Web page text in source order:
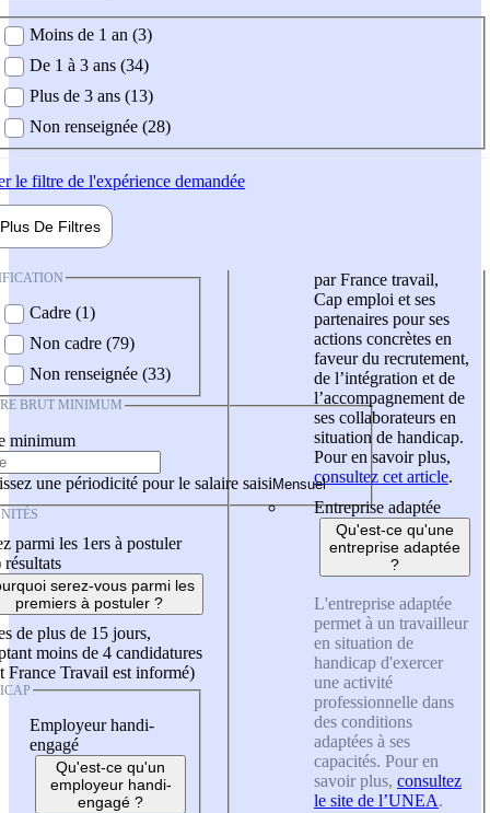
demandée
Moins de 1 an (3)
De 1 à 3 ans (34)
Plus de 3 ans (13)
Non renseignée (28)
le filtre de l'expérience demandée
Plus De Filtres
Cadre (1)
Non cadre (79)
Non renseignée (33)
BRUT MINIMUM
minimum
une périodicité pour le salaire saisi
parmi les 1ers à postuler
résultats
serez-vous parmi les
premiers à postuler ?
de plus de 15 jours,
moins de 4 candidatures
France Travail est informé)
Employeur handi-
engagé
Qu'est-ce qu'un
employeur handi-
engagé ?
par France travail,
Cap emploi et ses
partenaires pour ses
actions concrètes en
faveur du recrutement,
de l’intégration et de
l’accompagnement de
ses collaborateurs en
situation de handicap.
Pour en savoir plus,
consultez cet article.
Entreprise adaptée
Qu'est-ce qu'une
entreprise adaptée
?
L'entreprise adaptée
permet à un travailleur
en situation de
handicap d'exercer
une activité
professionnelle dans
des conditions
adaptées à ses
capacités. Pour en
savoir plus, consultez
le site de l’UNEA.